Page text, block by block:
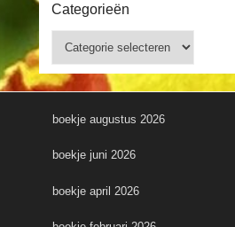
Categorieën
boekje augustus 2026
boekje juni 2026
boekje april 2026